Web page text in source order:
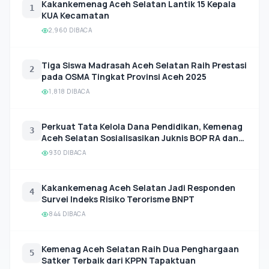
1
Kakankemenag Aceh Selatan Lantik 15 Kepala
KUA Kecamatan
2,960 DIBACA
2
Tiga Siswa Madrasah Aceh Selatan Raih Prestasi
pada OSMA Tingkat Provinsi Aceh 2025
1,818 DIBACA
3
Perkuat Tata Kelola Dana Pendidikan, Kemenag
Aceh Selatan Sosialisasikan Juknis BOP RA dan
BOS Madrasah 2026
930 DIBACA
4
Kakankemenag Aceh Selatan Jadi Responden
Survei Indeks Risiko Terorisme BNPT
844 DIBACA
5
Kemenag Aceh Selatan Raih Dua Penghargaan
Satker Terbaik dari KPPN Tapaktuan